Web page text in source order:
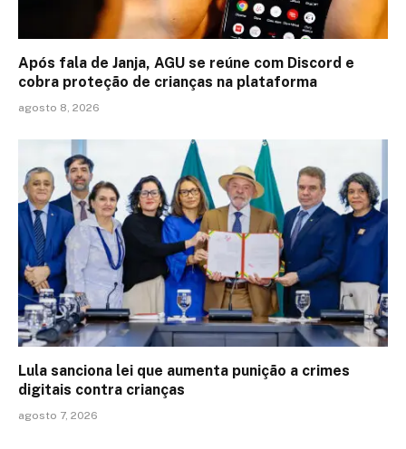
Após fala de Janja, AGU se reúne com Discord e
cobra proteção de crianças na plataforma
agosto 8, 2026
Lula sanciona lei que aumenta punição a crimes
digitais contra crianças
agosto 7, 2026